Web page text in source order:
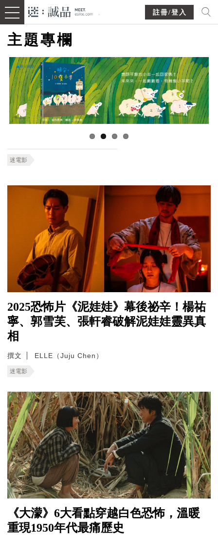
註冊/登入
主題專欄
迷電影
2025恐怖片《泥娃娃》幕後祕辛！楊祐
寧、郭雪芙、張軒睿破解泥娃娃靈異真
相
撰文 ELLE（Juju Chen）
迷電影
《大濛》6大看點穿越白色恐怖，溫暖
重現1950年代最痛歷史